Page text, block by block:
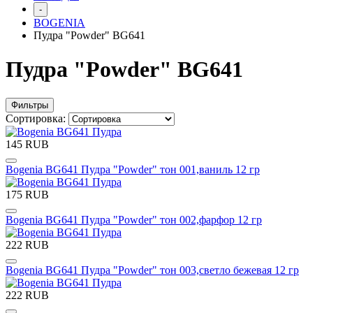
-
BOGENIA
Пудра "Powder" BG641
Пудра "Powder" BG641
Фильтры
Сортировка:
145 RUB
Bogenia BG641 Пудра "Powder" тон 001,ваниль 12 гр
175 RUB
Bogenia BG641 Пудра "Powder" тон 002,фарфор 12 гр
222 RUB
Bogenia BG641 Пудра "Powder" тон 003,светло бежевая 12 гр
222 RUB